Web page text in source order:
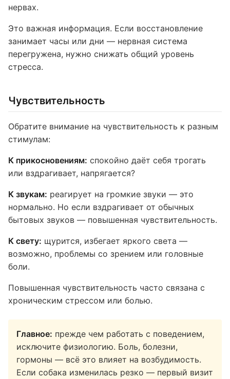
нервах.
Это важная информация. Если восстановление
занимает часы или дни — нервная система
перегружена, нужно снижать общий уровень
стресса.
Чувствительность
Обратите внимание на чувствительность к разным
стимулам:
К прикосновениям: спокойно даёт себя трогать
или вздрагивает, напрягается?
К звукам: реагирует на громкие звуки — это
нормально. Но если вздрагивает от обычных
бытовых звуков — повышенная чувствительность.
К свету: щурится, избегает яркого света —
возможно, проблемы со зрением или головные
боли.
Повышенная чувствительность часто связана с
хроническим стрессом или болью.
Главное: прежде чем работать с поведением,
исключите физиологию. Боль, болезни,
гормоны — всё это влияет на возбудимость.
Если собака изменилась резко — первый визит